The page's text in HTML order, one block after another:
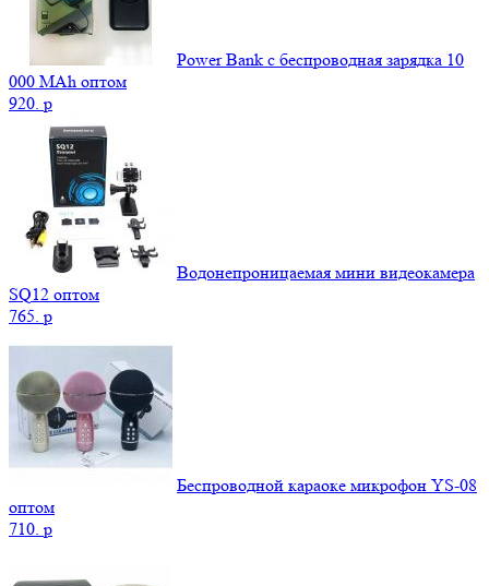
Power Bank c беспроводная зарядка 10
000 MAh оптом
920. p
Водонепроницаемая мини видеокамера
SQ12 оптом
765. p
Беспроводной караоке микрофон YS-08
оптом
710. p